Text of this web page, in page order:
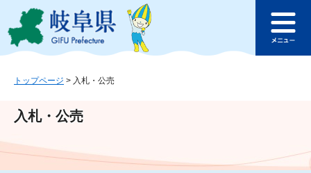
ジ
ュ
文
このページの本文へ
ュ
トップページ > 入札・公売
入札・公売